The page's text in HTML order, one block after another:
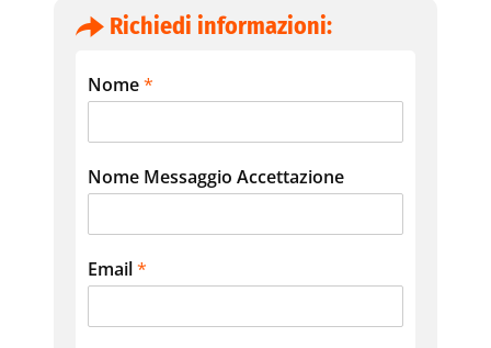
Richiedi informazioni:
Nome*
Nome Messaggio Accettazione
Email*